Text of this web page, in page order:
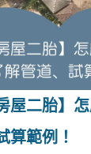
屋二胎】
算範例！